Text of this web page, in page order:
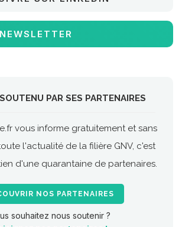
PAR SES PARTENAIRES
vous informe gratuitement et sans
l'actualité de la filière GNV, c'est
d'une quarantaine de partenaires.
NOS PARTENAIRES
souhaitez nous soutenir ?